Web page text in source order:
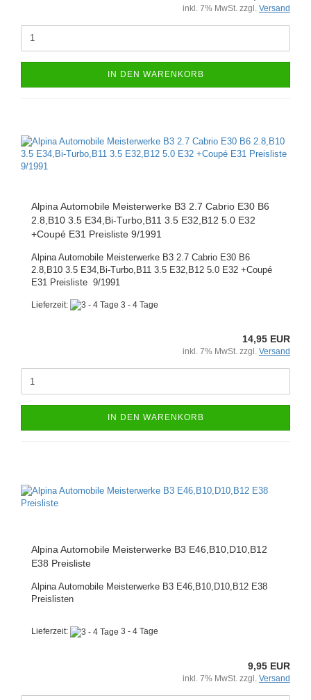
inkl. 7% MwSt. zzgl. Versand
IN DEN WARENKORB
Alpina Automobile Meisterwerke B3 2.7 Cabrio E30 B6
2.8,B10 3.5 E34,Bi-Turbo,B11 3.5 E32,B12 5.0 E32
+Coupé E31 Preisliste 9/1991
Alpina Automobile Meisterwerke B3 2.7 Cabrio E30 B6
2.8,B10 3.5 E34,Bi-Turbo,B11 3.5 E32,B12 5.0 E32 +Coupé
E31 Preisliste 9/1991
Lieferzeit: 3 - 4 Tage
14,95 EUR
inkl. 7% MwSt. zzgl. Versand
IN DEN WARENKORB
Alpina Automobile Meisterwerke B3 E46,B10,D10,B12
E38 Preisliste
Alpina Automobile Meisterwerke B3 E46,B10,D10,B12 E38
Preislisten
Lieferzeit: 3 - 4 Tage
9,95 EUR
inkl. 7% MwSt. zzgl. Versand